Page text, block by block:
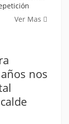
Ver Mas
nos